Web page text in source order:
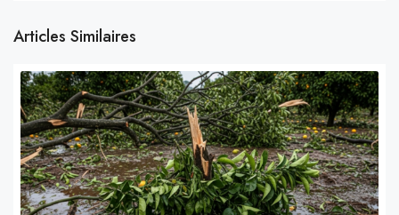
Articles Similaires